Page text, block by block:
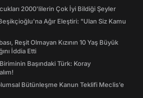
2000'lilerin Çok İyi Bildiği Şeyler
Ağır Eleştiri: "Ulan Siz Kamu
Reşit Olmayan Kızının 10 Yaş Büyük
İddia Etti
Başındaki Türk: Koray
Bütünleşme Kanun Teklifi Meclis’e